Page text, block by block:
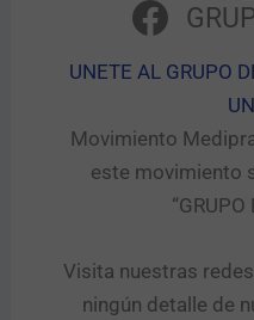
UNETE AL GRUPO
Movimiento
este movimiento
“GRUPO
Visita nuestras
ningún detalle de